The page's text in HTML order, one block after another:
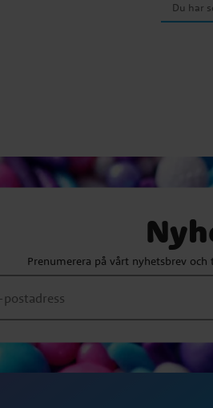
Du har
Prenumerera på vårt nyhetsbrev